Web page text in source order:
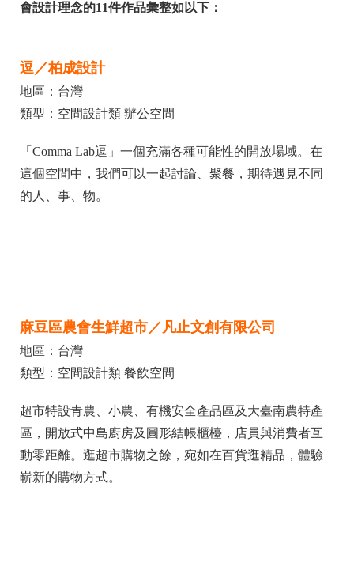
會設計理念的11件作品彙整如以下 ：
逗／柏成設計
地區：台灣
類型：空間設計類 辦公空間
「Comma Lab逗」一個充滿各種可能性的開放場域。在
這個空間中，我們可以一起討論、聚餐，期待遇見不同
的人、事、物。
麻豆區農會生鮮超市／凡止文創有限公司
地區：台灣
類型：空間設計類 餐飲空間
超市特設青農、小農、有機安全產品區及大臺南農特產
區，開放式中島廚房及圓形結帳櫃檯，店員與消費者互
動零距離。逛超市購物之餘，宛如在百貨逛精品，體驗
嶄新的購物方式。